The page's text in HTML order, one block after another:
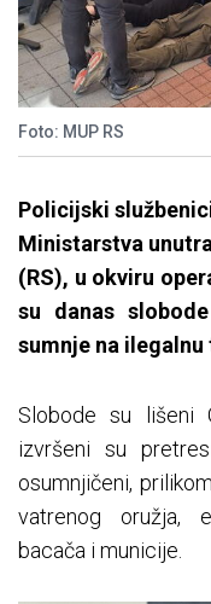
Foto: MUP RS
Policijski
Ministarstva
(RS), u okviru
su danas
sumnje na
Slobode su lišeni
izvršeni su
osumnjičeni,
vatrenog oružja,
bacača i municije.